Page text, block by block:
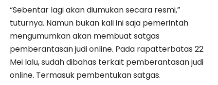
“Sebentar lagi akan diumukan secara resmi,”
tuturnya. Namun bukan kali ini saja pemerintah
mengumumkan akan membuat satgas
pemberantasan judi online. Pada rapatterbatas 22
Mei lalu, sudah dibahas terkait pemberantasan judi
online. Termasuk pembentukan satgas.